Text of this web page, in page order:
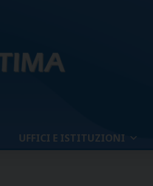
UFFICI E ISTITUZIONI